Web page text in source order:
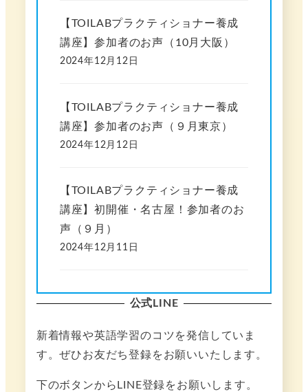
【TOILABプラクティショナー養成
講座】参加者のお声（10月大阪）
2024年12月12日
【TOILABプラクティショナー養成
講座】参加者のお声（９月東京）
2024年12月12日
【TOILABプラクティショナー養成
講座】初開催・名古屋！参加者のお
声（９月）
2024年12月11日
公式LINE
新着情報や英語学習のコツを発信していま
す。ぜひお友だち登録をお願いいたします。
下のボタンからLINE登録をお願いします。